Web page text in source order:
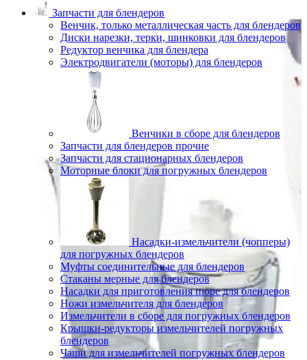
Запчасти для блендеров
Венчик, только металлическая часть для блендеров
Диски нарезки, терки, шинковки для блендеров
Редуктор венчика для блендера
Электродвигатели (моторы) для блендеров
Венчики в сборе для блендеров
Запчасти для блендеров прочие
Запчасти для стационарных блендеров
Моторные блоки для погружных блендеров
Насадки-измельчители (чопперы)
для погружных блендеров
Муфты соединительные для блендеров
Стаканы мерные для блендеров
Насадки для приготовления пюре для блендеров
Ножи измельчителя для блендеров
Измельчители в сборе для погружных блендеров
Крышки-редукторы измельчителей погружных
блендеров
Чаши для измельчителей погружных блендеров